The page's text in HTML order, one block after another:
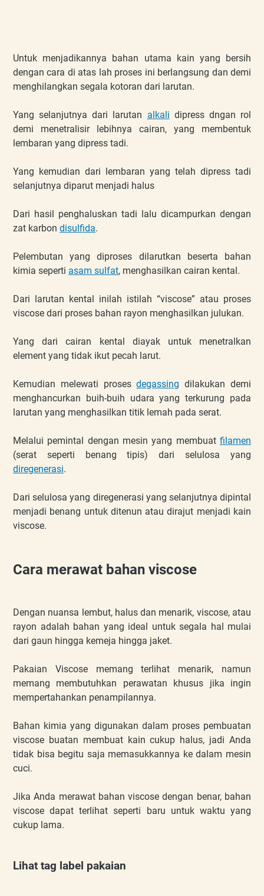
Untuk menjadikannya bahan utama kain yang bersih
dengan cara di atas lah proses ini berlangsung dan demi
menghilangkan segala kotoran dari larutan.
Yang selanjutnya dari larutan alkali dipress dngan rol
demi menetralisir lebihnya cairan, yang membentuk
lembaran yang dipress tadi.
Yang kemudian dari lembaran yang telah dipress tadi
selanjutnya diparut menjadi halus
Dari hasil penghaluskan tadi lalu dicampurkan dengan
zat karbon disulfida.
Pelembutan yang diproses dilarutkan beserta bahan
kimia seperti asam sulfat, menghasilkan cairan kental.
Dari larutan kental inilah istilah “viscose” atau proses
viscose dari proses bahan rayon menghasilkan julukan.
Yang dari cairan kental diayak untuk menetralkan
element yang tidak ikut pecah larut.
Kemudian melewati prosesdegassing dilakukan demi
menghancurkan buih-buih udara yang terkurung pada
larutan yang menghasilkan titik lemah pada serat.
Melalui pemintal dengan mesin yang membuat filamen
(serat seperti benang tipis) dari selulosa yang
diregenerasi.
Dari selulosa yang diregenerasi yang selanjutnya dipintal
menjadi benang untuk ditenun atau dirajut menjadi kain
viscose.
Cara merawat bahan viscose
Dengan nuansa lembut, halus dan menarik, viscose, atau
rayon adalah bahan yang ideal untuk segala hal mulai
dari gaun hingga kemeja hingga jaket.
Pakaian Viscose memang terlihat menarik, namun
memang membutuhkan perawatan khusus jika ingin
mempertahankan penampilannya.
Bahan kimia yang digunakan dalam proses pembuatan
viscose buatan membuat kain cukup halus, jadi Anda
tidak bisa begitu saja memasukkannya ke dalam mesin
cuci.
Jika Anda merawat bahan viscose dengan benar, bahan
viscose dapat terlihat seperti baru untuk waktu yang
cukup lama.
Lihat tag label pakaian